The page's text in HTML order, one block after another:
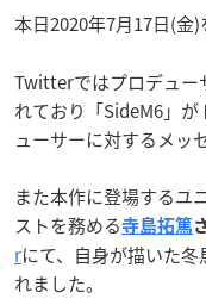
本日2020年7月17日(金)
Twitterではプロデュー
れており「SideM6」
ューサーに対するメッ
また本作に登場するユ
ストを務める寺島拓篤
rにて、自身が描いた
れました。